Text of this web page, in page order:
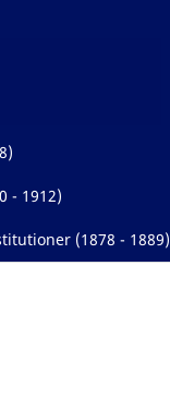
- 1912)
(1878 - 1889)